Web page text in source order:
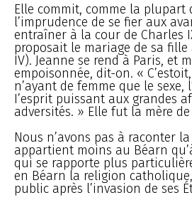
Elle commit, comme la plupart
l’imprudence de se fier aux
entraîner à la cour de Charles
proposait le mariage de sa
IV). Jeanne se rend à Paris, et
empoisonnée, dit-on. «
n’ayant de femme que le sexe,
I’esprit puissant aux grandes
adversités. » Elle fut la mère
Nous n’avons pas à raconter
appartient moins au Béarn
qui se rapporte plus
en Béarn la religion
public après l’invasion de ses